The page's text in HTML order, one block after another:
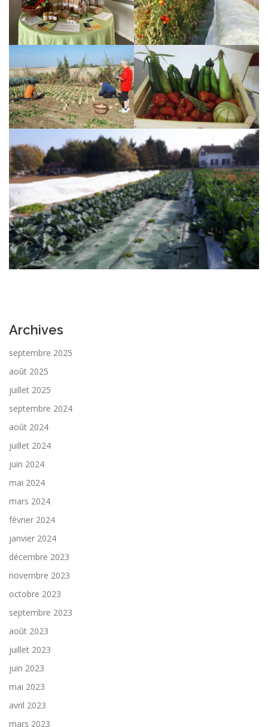
Archives
septembre 2025
août 2025
juillet 2025
septembre 2024
août 2024
juillet 2024
juin 2024
mai 2024
mars 2024
février 2024
janvier 2024
décembre 2023
novembre 2023
octobre 2023
septembre 2023
août 2023
juillet 2023
juin 2023
mai 2023
avril 2023
mars 2023